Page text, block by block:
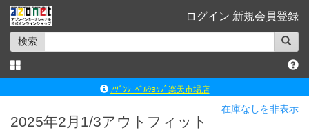
ログイン 新規会員登録
検索
ｱｿﾞﾝﾚｰﾍﾞﾙｼｮｯﾌﾟ楽天市場店
ｱｿﾞﾝｵﾝﾗｲﾝｼｮｯﾌﾟX
在庫なしを非表示
2025年2月1/3アウトフィット